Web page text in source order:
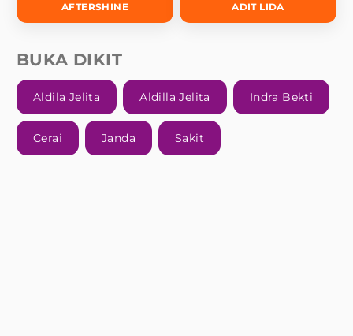
AFTERSHINE ADIT LIDA
BUKA DIKIT
Aldila Jelita Aldilla Jelita Indra Bekti
Cerai Janda Sakit